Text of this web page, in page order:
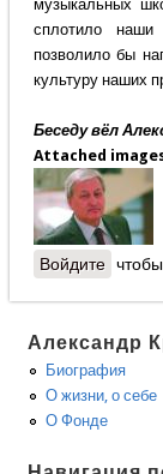
музыкальных
сплотило наши
позволило бы
культуру наших
Беседу вёл
Attached
Войдите
Александр
Биография
О жизни, о себе
О Фонде